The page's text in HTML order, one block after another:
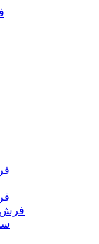
فرش
فرش